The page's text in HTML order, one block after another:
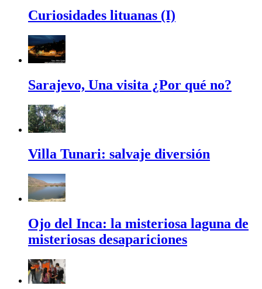
Curiosidades lituanas (I)
Sarajevo, Una visita ¿Por qué no?
Villa Tunari: salvaje diversión
Ojo del Inca: la misteriosa laguna de
misteriosas desapariciones